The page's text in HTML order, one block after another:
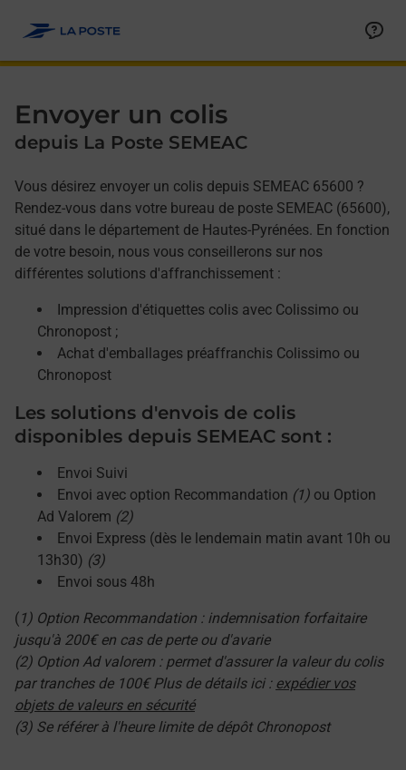
Envoyer un colis
depuis La Poste SEMEAC
Vous désirez envoyer un colis depuis SEMEAC 65600 ?
Rendez-vous dans votre bureau de poste SEMEAC (65600),
situé dans le département de Hautes-Pyrénées. En fonction
de votre besoin, nous vous conseillerons sur nos
différentes solutions d'affranchissement :
Impression d'étiquettes colis avec Colissimo ou
Chronopost ;
Achat d'emballages préaffranchis Colissimo ou
Chronopost
Les solutions d'envois de colis
disponibles depuis SEMEAC sont :
Envoi Suivi
Envoi avec option Recommandation (1) ou Option
Ad Valorem (2)
Envoi Express (dès le lendemain matin avant 10h ou
13h30) (3)
Envoi sous 48h
( 1) Option Recommandation : indemnisation forfaitaire
jusqu'à 200€ en cas de perte ou d'avarie
(2) Option Ad valorem : permet d'assurer la valeur du colis
par tranches de 100€ Plus de détails ici : expédier vos
objets de valeurs en sécurité
(3) Se référer à l'heure limite de dépôt Chronopost